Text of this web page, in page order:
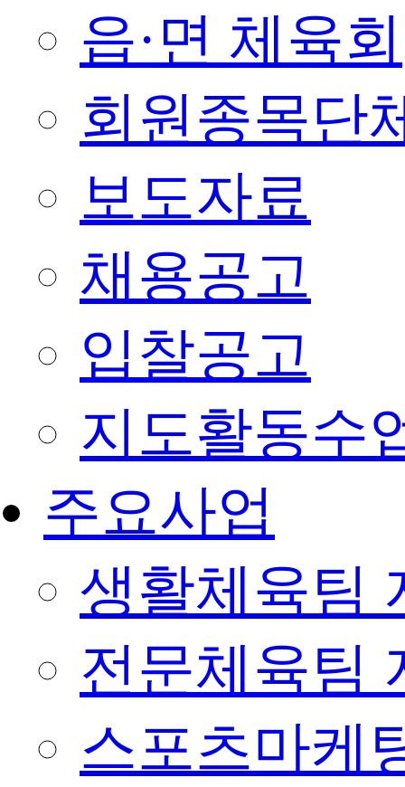
읍·면 체육회
회원종목단
보도자료
채용공고
입찰공고
지도활동수
주요사업
생활체육팀
전문체육팀
스포츠마케